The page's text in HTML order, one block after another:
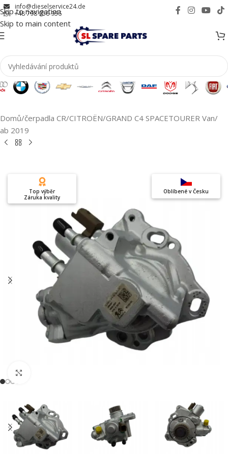
Skip to navigation
Skip to main content
info@dieselservice24.de
+48 798 956 956
Domů/čerpadla CR/CITROËN/GRAND C4 SPACETOURER Van/
ab 2019
Oblíbené v Česku
Top výběr
Záruka kvality